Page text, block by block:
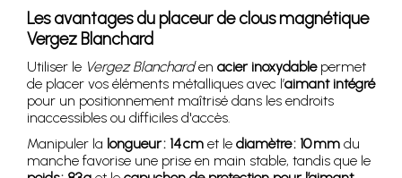
Les avantages du placeur de clous magnétique
Vergez Blanchard
Utiliser le Vergez Blancharden acier inoxydablepermet
de placer vos éléments métalliques avec l’aimant intégré
pour un positionnement maîtrisé dans les endroits
inaccessibles ou difficiles d'accès.
Manipuler la longueur : 14 cm et le diamètre : 10 mm du
manche favorise une prise en main stable, tandis que le